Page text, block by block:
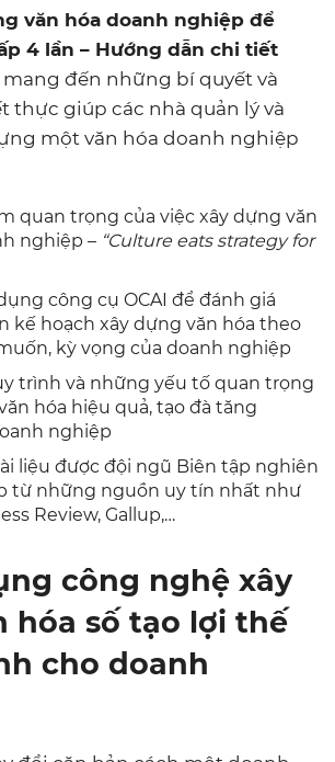
văn hóa doanh nghiệp để
4 lần – Hướng dẫn chi tiết
mang đến những bí quyết và
thực giúp các nhà quản lý và
một văn hóa doanh nghiệp
quan trọng của việc xây dựng văn
nghiệp – “Culture eats strategy for
công cụ OCAI để đánh giá
kế hoạch xây dựng văn hóa theo
kỳ vọng của doanh nghiệp
trình và những yếu tố quan trọng
hóa hiệu quả, tạo đà tăng
nghiệp
liệu được đội ngũ Biên tập nghiên
từ những nguồn uy tín nhất như
Review, Gallup,…
công nghệ xây
hóa số tạo lợi thế
cho doanh